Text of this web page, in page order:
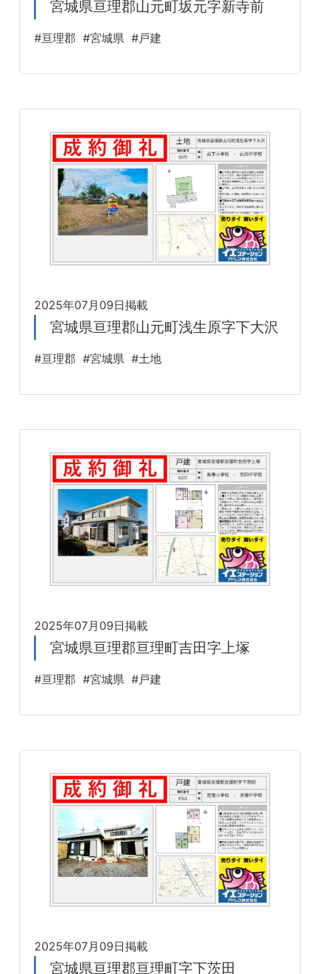
宮城県亘理郡山元町坂元字新寺前
#亘理郡 #宮城県 #戸建
2025年07月09日掲載
宮城県亘理郡山元町浅生原字下大沢
#亘理郡 #宮城県 #土地
2025年07月09日掲載
宮城県亘理郡亘理町吉田字上塚
#亘理郡 #宮城県 #戸建
2025年07月09日掲載
宮城県亘理郡亘理町字下茨田